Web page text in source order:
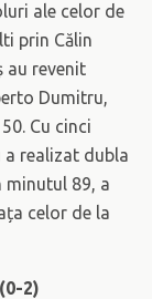
ale celor de
prin Călin
au revenit
Dumitru,
Cu cinci
realizat dubla
minutul 89, a
celor de la
2)